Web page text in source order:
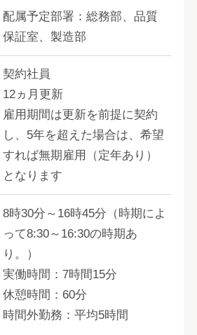
配属予定部署：総務部、品質
保証室、製造部
契約社員
12ヵ月更新
雇用期間は更新を前提に契約
し、5年を超えた場合は、希望
すれば無期雇用（定年あり）
となります
8時30分～16時45分（時期によ
って8:30～16:30の時期あ
り。）
実働時間：7時間15分
休憩時間：60分
時間外勤務：平均5時間